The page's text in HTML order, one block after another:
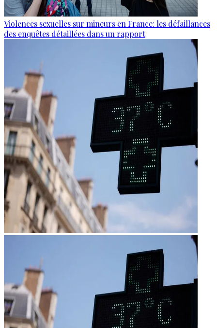
Violences sexuelles sur mineurs en France: les défaillances
des enquêtes détaillées dans un rapport